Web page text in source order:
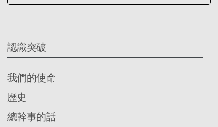
認識突破
我們的使命
歷史
總幹事的話